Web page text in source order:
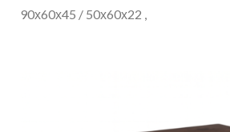
90х60х45 / 50х60х22 ,